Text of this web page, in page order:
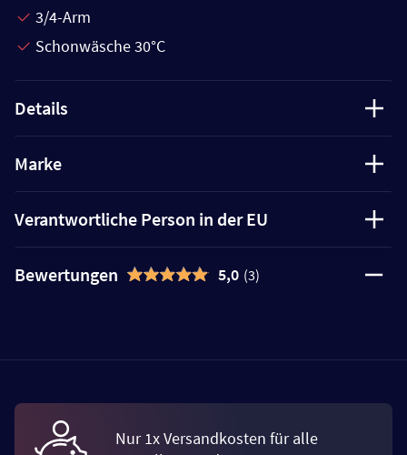
3/4-Arm
Schonwäsche 30°C
Details
Marke
Verantwortliche Person in der EU
Bewertungen 5,0 (3)
Nur 1x Versandkosten für alle